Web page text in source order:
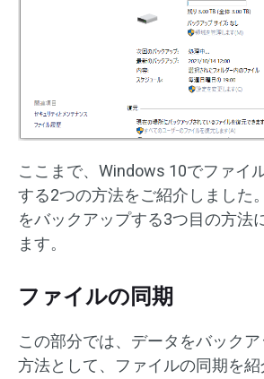
ここまで、Windows 10でファイ
する2つの方法をご紹介しました
をバックアップする3つ目の方法
ます。
ファイルの同期
この部分では、データをバック
方法として、ファイルの同期を紹